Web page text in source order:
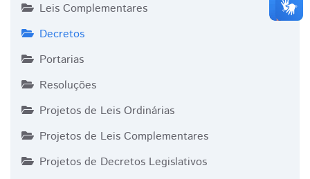
Leis Complementares
Decretos
Portarias
Resoluções
Projetos de Leis Ordinárias
Projetos de Leis Complementares
Projetos de Decretos Legislativos